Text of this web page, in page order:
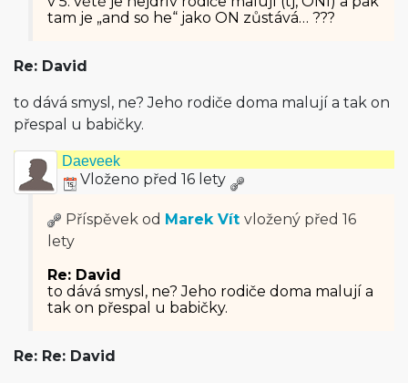
tam je „and so he“ jako ON zůstává… ???
Re: David
to dává smysl, ne? Jeho rodiče doma malují a tak on
přespal u babičky.
Daeveek
Vloženo před 16 lety
Příspěvek od Marek Vít vložený před 16
lety
Re: David
to dává smysl, ne? Jeho rodiče doma malují a
tak on přespal u babičky.
Re: Re: David